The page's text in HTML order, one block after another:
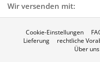
Wir versenden mit:
Cookie-Einstellungen
Lieferung
rechtliche
Über uns